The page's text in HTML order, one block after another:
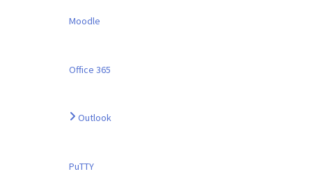
Moodle
Office 365
Outlook
PuTTY